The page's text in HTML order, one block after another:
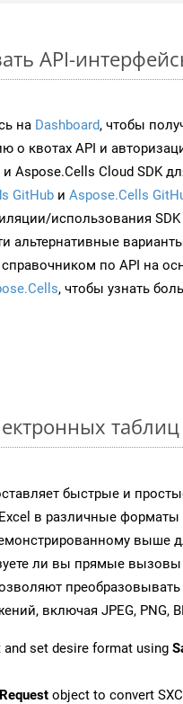
API-
на Dashboard, чтобы
о квотах API и
Aspose.Cells Cloud SDK
GitHub и Aspose.Cells
использования
альтернативные
по API на
, чтобы узнать
быстрые и
в различные
выше
ли вы прямые вызовы
включая JPEG, PNG,
and set desire format using
object to convert